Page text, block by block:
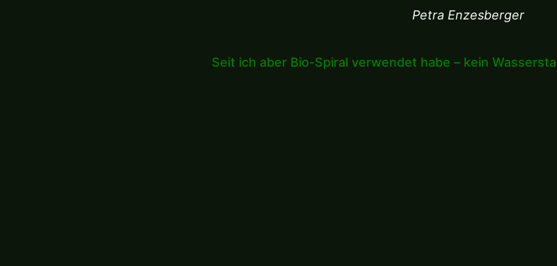
Petra Enzesberger
Seit ich aber Bio-Spiral verwendet habe – kein